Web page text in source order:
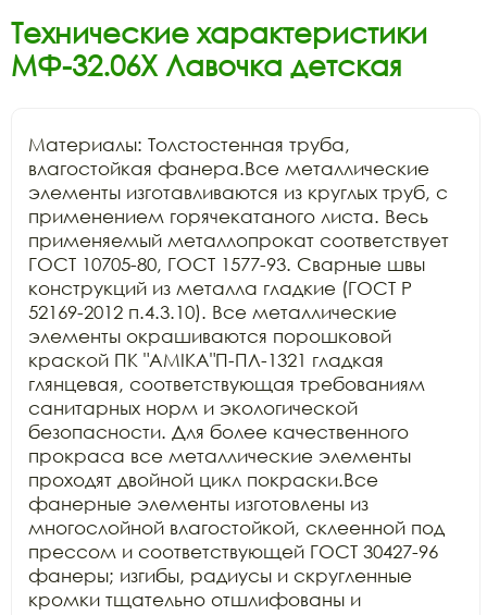
Технические характеристики
МФ-32.06Х Лавочка детская
Материалы: Толстостенная труба,
влагостойкая фанера.Все металлические
элементы изготавливаются из круглых труб, с
применением горячекатаного листа. Весь
применяемый металлопрокат соответствует
ГОСТ 10705-80, ГОСТ 1577-93. Сварные швы
конструкций из металла гладкие (ГОСТ Р
52169-2012 п.4.3.10). Все металлические
элементы окрашиваются порошковой
краской ПК "АМIKA"П-ПЛ-1321 гладкая
глянцевая, соответствующая требованиям
санитарных норм и экологической
безопасности. Для более качественного
прокраса все металлические элементы
проходят двойной цикл покраски.Все
фанерные элементы изготовлены из
многослойной влагостойкой, склеенной под
прессом и соответствующей ГОСТ 30427-96
фанеры; изгибы, радиусы и скругленные
кромки тщательно отшлифованы и